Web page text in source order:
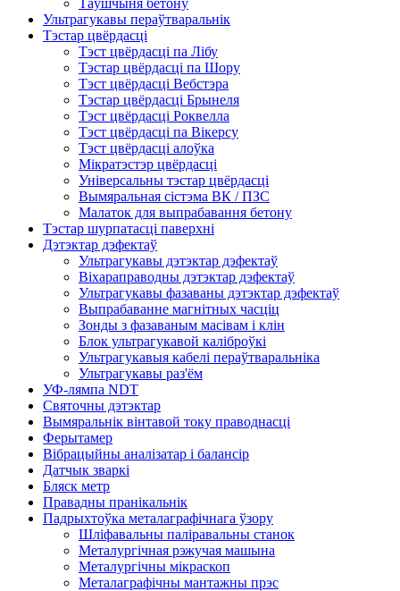
Ультрагукавы пераўтваральнік
Тэстар цвёрдасці
Тэст цвёрдасці па Лібу
Тэстар цвёрдасці па Шору
Тэст цвёрдасці Вебстэра
Тэстар цвёрдасці Брынеля
Тэст цвёрдасці Роквелла
Тэст цвёрдасці па Вікерсу
Тэст цвёрдасці алоўка
Мікратэстэр цвёрдасці
Універсальны тэстар цвёрдасці
Вымяральная сістэма ВК / ПЗС
Малаток для выпрабавання бетону
Тэстар шурпатасці паверхні
Дэтэктар дэфектаў
Ультрагукавы дэтэктар дэфектаў
Віхараправодны дэтэктар дэфектаў
Ультрагукавы фазаваны дэтэктар дэфектаў
Выпрабаванне магнітных часціц
Зонды з фазаваным масівам і клін
Блок ультрагукавой каліброўкі
Ультрагукавыя кабелі пераўтваральніка
Ультрагукавы раз'ём
УФ-лямпа NDT
Святочны дэтэктар
Вымяральнік вінтавой току праводнасці
Ферытамер
Вібрацыйны аналізатар і балансір
Датчык зваркі
Бляск метр
Правадны пранікальнік
Падрыхтоўка металаграфічнага ўзору
Шліфавальны паліравальны станок
Металургічная рэжучая машына
Металургічны мікраскоп
Металаграфічны мантажны прэс